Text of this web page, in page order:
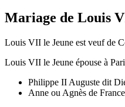
Mariage de Louis
Louis VII le Jeune est veuf de
Louis VII le Jeune épouse à
Philippe II Auguste dit
Anne ou Agnès de